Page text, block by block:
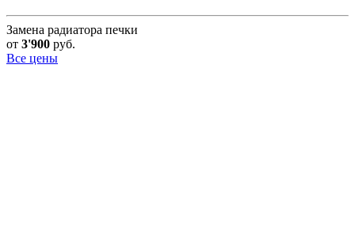
Замена радиатора печки
от 3'900 руб.
Все цены